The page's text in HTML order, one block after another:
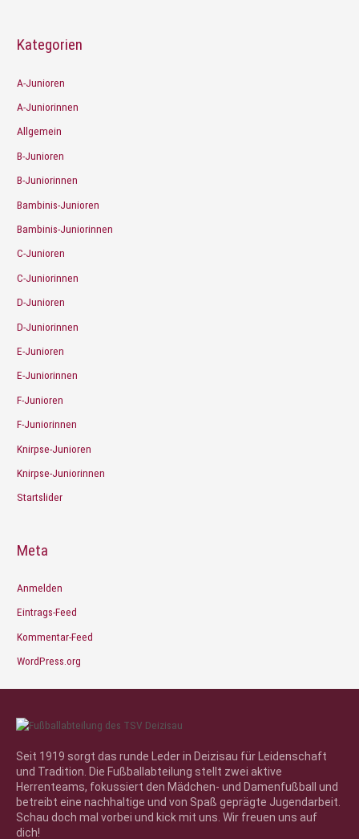
Kategorien
A-Junioren
A-Juniorinnen
Allgemein
B-Junioren
B-Juniorinnen
Bambinis-Junioren
Bambinis-Juniorinnen
C-Junioren
C-Juniorinnen
D-Junioren
D-Juniorinnen
E-Junioren
E-Juniorinnen
F-Junioren
F-Juniorinnen
Knirpse-Junioren
Knirpse-Juniorinnen
Startslider
Meta
Anmelden
Eintrags-Feed
Kommentar-Feed
WordPress.org
Seit 1919 sorgt das runde Leder in Deizisau für Leidenschaft
und Tradition. Die Fußballabteilung stellt zwei aktive
Herrenteams, fokussiert den Mädchen- und Damenfußball und
betreibt eine nachhaltige und von Spaß geprägte Jugendarbeit.
Schau doch mal vorbei und kick mit uns. Wir freuen uns auf
dich!